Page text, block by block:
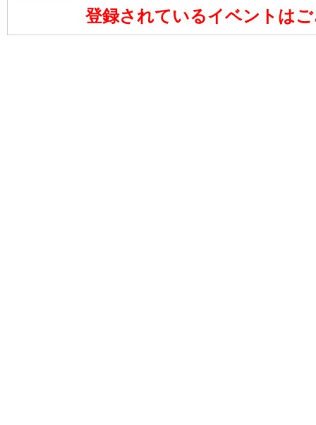
登録されているイベントは